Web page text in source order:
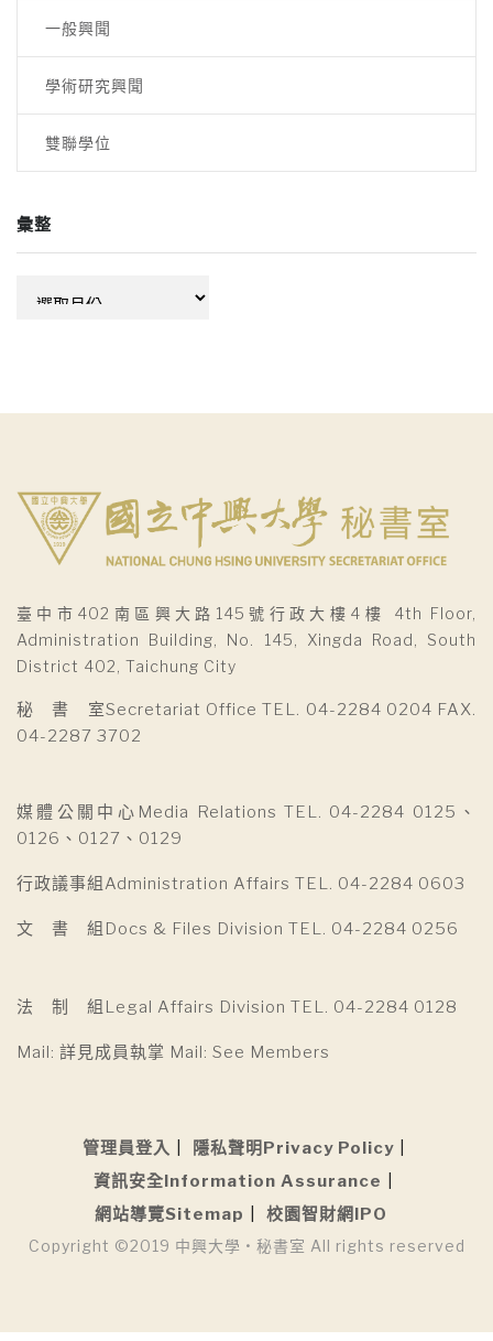
一般興聞
學術研究興聞
雙聯學位
彙整
臺中市402南區興大路145號行政大樓4樓 4th Floor,
Administration Building, No. 145, Xingda Road, South
District 402, Taichung City
秘 書 室Secretariat Office TEL. 04-2284 0204 FAX.
04-2287 3702
媒體公關中心Media Relations TEL. 04-2284 0125、
0126、0127、0129
行政議事組Administration Affairs TEL. 04-2284 0603
文 書 組Docs & Files Division TEL. 04-2284 0256
法 制 組Legal Affairs Division TEL. 04-2284 0128
Mail: 詳見成員執掌 Mail: See Members
管理員登入
隱私聲明Privacy Policy
資訊安全Information Assurance
網站導覽Sitemap
校園智財網IPO
Copyright ©2019 中興大學 • 秘書室 All rights reserved